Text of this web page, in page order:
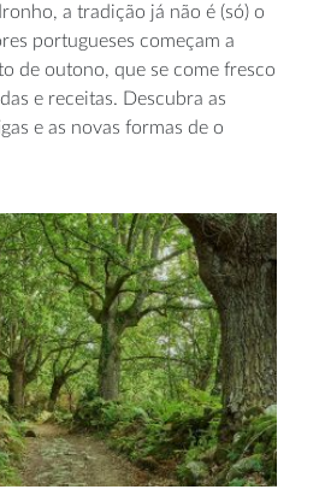
a tradição já não é (só) o
portugueses começam a
de outono, que se come fresco
e receitas. Descubra as
e as novas formas de o